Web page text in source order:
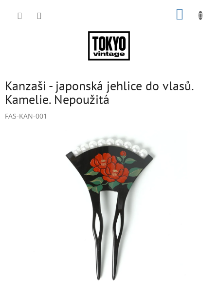
Kanzaši - japonská jehlice do vlasů.
Kamelie. Nepoužitá
FAS-KAN-001